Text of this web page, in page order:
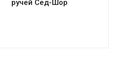
ручей Сед-Шор